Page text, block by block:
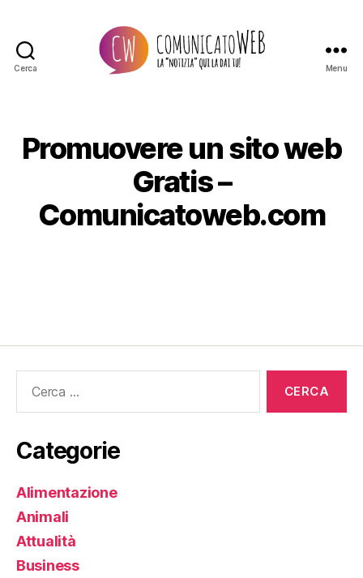
Cerca Menu
Promuovere un sito web
Gratis –
Comunicatoweb.com
Categorie
Alimentazione
Animali
Attualità
Business